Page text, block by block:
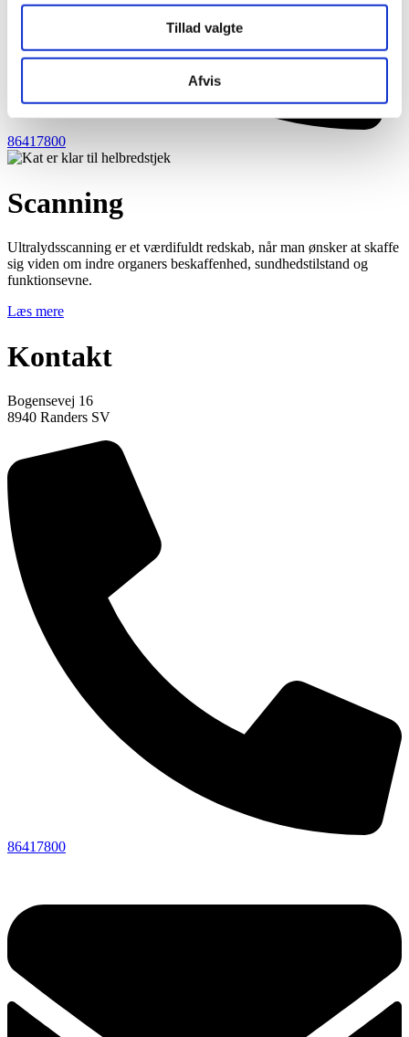
Tillad valgte
Afvis
86417800
Scanning
Ultralydsscanning er et værdifuldt redskab, når man ønsker at skaffe
sig viden om indre organers beskaffenhed, sundhedstilstand og
funktionsevne.
Læs mere
Kontakt
Bogensevej 16
8940 Randers SV
86417800